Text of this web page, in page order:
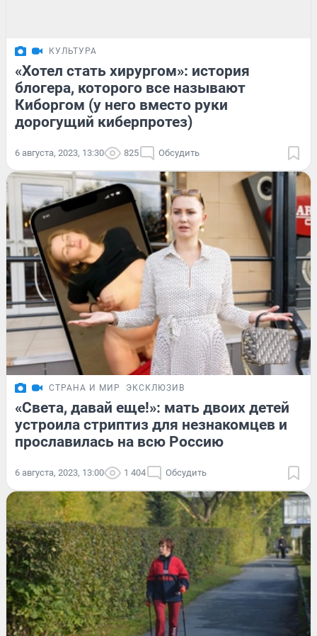
КУЛЬТУРА
«Хотел стать хирургом»: история
блогера, которого все называют
Киборгом (у него вместо руки
дорогущий киберпротез)
6 августа, 2023, 13:30 825 Обсудить
СТРАНА И МИР ЭКСКЛЮЗИВ
«Света, давай еще!»: мать двоих детей
устроила стриптиз для незнакомцев и
прославилась на всю Россию
6 августа, 2023, 13:00 1 404 Обсудить